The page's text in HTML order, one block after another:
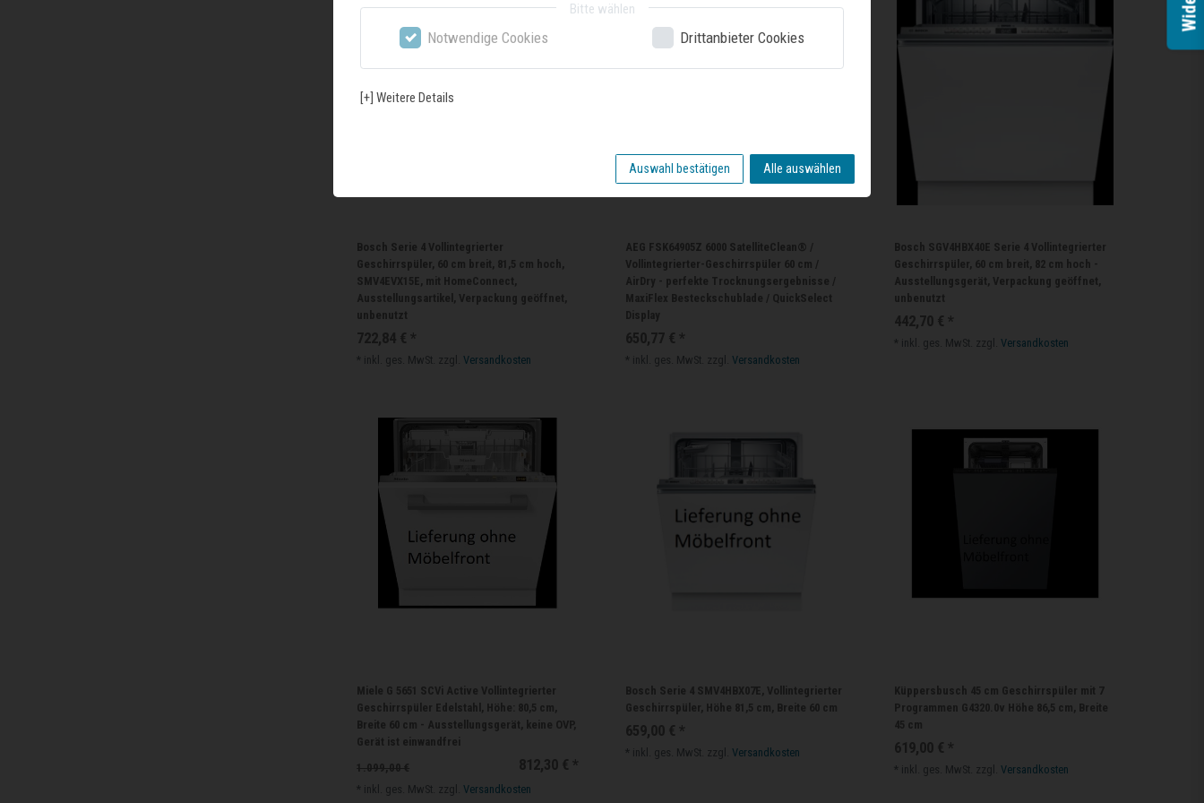
Bosch Serie 4 Vollintegrierter
Geschirrspüler, 60 cm breit, 81,5 cm hoch,
SMV4EVX15E, mit HomeConnect,
Ausstellungsartikel, Verpackung geöffnet,
unbenutzt
722,84 € *
* inkl. ges. MwSt. zzgl.Versandkosten
AEG FSK64905Z 6000 SatelliteClean® /
Vollintegrierter-Geschirrspüler 60 cm /
AirDry - perfekte Trocknungsergebnisse /
MaxiFlex Besteckschublade / QuickSelect
Display
650,77 € *
* inkl. ges. MwSt. zzgl.Versandkosten
Bosch SGV4HBX40E Serie 4 Vollintegrierter
Geschirrspüler, 60 cm breit, 82 cm hoch -
Ausstellungsgerät, Verpackung geöffnet,
unbenutzt
442,70 € *
* inkl. ges. MwSt. zzgl.Versandkosten
Miele G 5651 SCVi Active Vollintegrierter
Geschirrspüler Edelstahl, Höhe: 80,5 cm,
Breite 60 cm - Ausstellungsgerät, keine OVP,
Gerät ist einwandfrei
1.099,00 €
812,30 € *
* inkl. ges. MwSt. zzgl.Versandkosten
Bosch Serie 4 SMV4HBX07E, Vollintegrierter
Geschirrspüler, Höhe 81,5 cm, Breite 60 cm
659,00 € *
* inkl. ges. MwSt. zzgl.Versandkosten
Küppersbusch 45 cm Geschirrspüler mit 7
Programmen G4320.0v Höhe 86,5 cm, Breite
45 cm
619,00 € *
* inkl. ges. MwSt. zzgl.Versandkosten
Bitte wählen
Notwendige Cookies Drittanbieter Cookies
[+] Weitere Details
Auswahl bestätigen Alle auswählen